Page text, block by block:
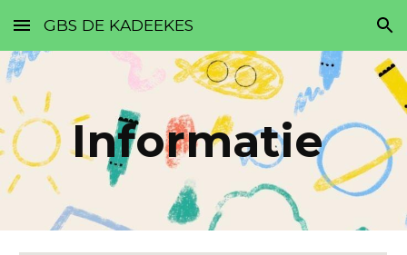
Skip to main content Skip to navigation
GBS DE KADEEKES
Informatie